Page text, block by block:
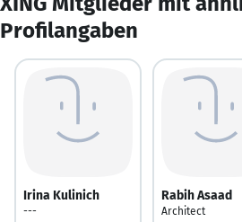
Profilangaben
Irina Kulinich
---
Rabih Asaad
Architect